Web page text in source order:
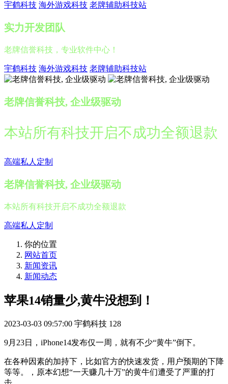
宇鹤科技 海外游戏科技 老牌辅助科技站
实力开发团队
老牌信誉科技，专业软件中心！
宇鹤科技 海外游戏科技 老牌辅助科技站
老牌信誉科技, 企业级驱动
本站所有科技开启不成功全额退款
高端私人定制
老牌信誉科技, 企业级驱动
本站所有科技开启不成功全额退款
高端私人定制
你的位置
网站首页
新闻资讯
新闻动态
苹果14销量少,黄牛没想到！
2023-03-03 09:57:00 宇鹤科技 128
9月23日，iPhone14发布仅一周，就有不少“黄牛”倒下。
在各种因素的加持下，比如官方的快速发货，用户预期的下降
等等。，原本幻想“一天赚几十万”的黄牛们遭受了严重的打